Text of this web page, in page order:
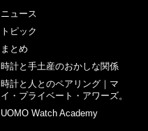
ニュース
トピック
まとめ
時計と手土産のおかしな関係
時計と人とのペアリング｜マ
イ・プライベート・アワーズ。
UOMO Watch Academy